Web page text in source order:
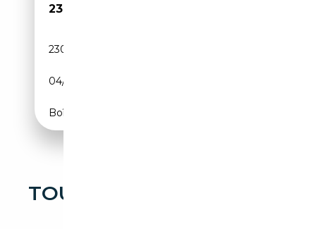
23 000€
230 000 km
04/2014
Boîte automatique
TOUTES LES OCCASIONS